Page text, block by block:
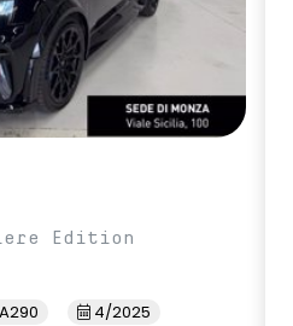
Edition
A290
4/2025